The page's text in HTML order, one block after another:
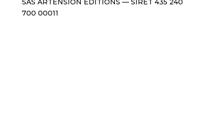
SAS ARTENSION EDITIONS — SIRET 435 240
700 00011